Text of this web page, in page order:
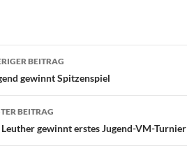
BEITRAG
gewinnt Spitzenspiel
BEITRAG
Leuther gewinnt erstes Jugend-VM-Turnier